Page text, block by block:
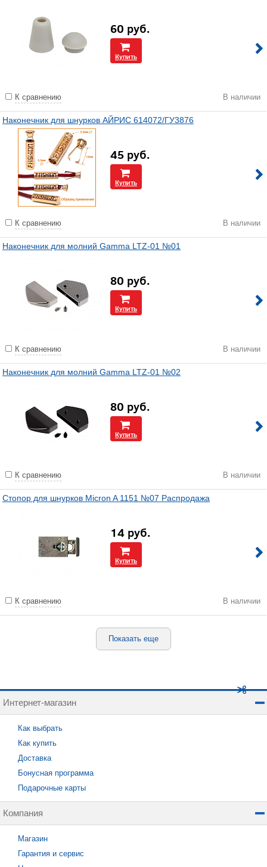
60 руб.
Купить
К сравнению В наличии
Наконечник для шнурков АЙРИС 614072/ГУ3876
45 руб.
Купить
К сравнению В наличии
Наконечник для молний Gamma LTZ-01 №01
80 руб.
Купить
К сравнению В наличии
Наконечник для молний Gamma LTZ-01 №02
80 руб.
Купить
К сравнению В наличии
Стопор для шнурков Micron A 1151 №07 Распродажа
14 руб.
Купить
К сравнению В наличии
Показать еще
Интернет-магазин
Как выбрать
Как купить
Доставка
Бонусная программа
Подарочные карты
Компания
Магазин
Гарантия и сервис